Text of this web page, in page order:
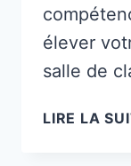
élever
salle de
LIRE LA